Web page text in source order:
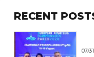
RECENT
07/